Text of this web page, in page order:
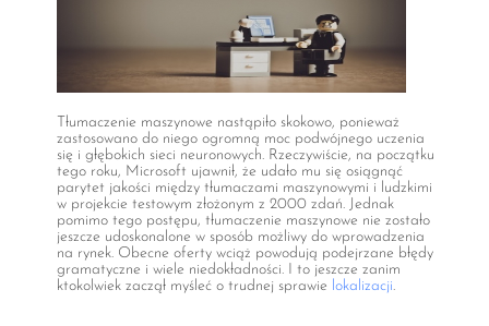
Tłumaczenie maszynowe nastąpiło skokowo, ponieważ
zastosowano do niego ogromną moc podwójnego uczenia
się i głębokich sieci neuronowych. Rzeczywiście, na początku
tego roku, Microsoft ujawnił, że udało mu się osiągnąć
parytet jakości między tłumaczami maszynowymi i ludzkimi
w projekcie testowym złożonym z 2000 zdań. Jednak
pomimo tego postępu, tłumaczenie maszynowe nie zostało
jeszcze udoskonalone w sposób możliwy do wprowadzenia
na rynek. Obecne oferty wciąż powodują podejrzane błędy
gramatyczne i wiele niedokładności. I to jeszcze zanim
ktokolwiek zaczął myśleć o trudnej sprawie lokalizacji.